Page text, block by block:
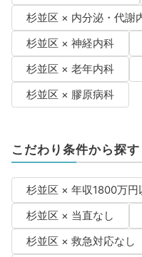
杉並区 × 内分泌・代謝
杉並区 × 神経内科
杉並区 × 老年内科
杉並区 × 膠原病科
こだわり条件から探す
杉並区 × 年収1800万円
杉並区 × 当直なし
杉並区 × 救急対応なし